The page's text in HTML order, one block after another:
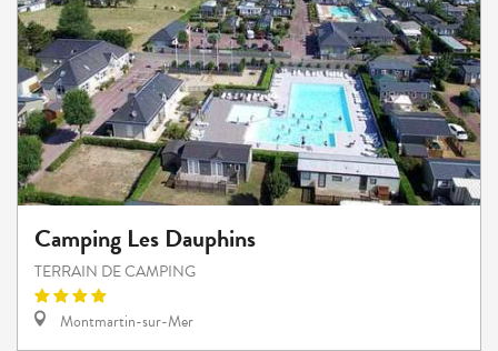
Camping Les Dauphins
TERRAIN DE CAMPING
Montmartin-sur-Mer